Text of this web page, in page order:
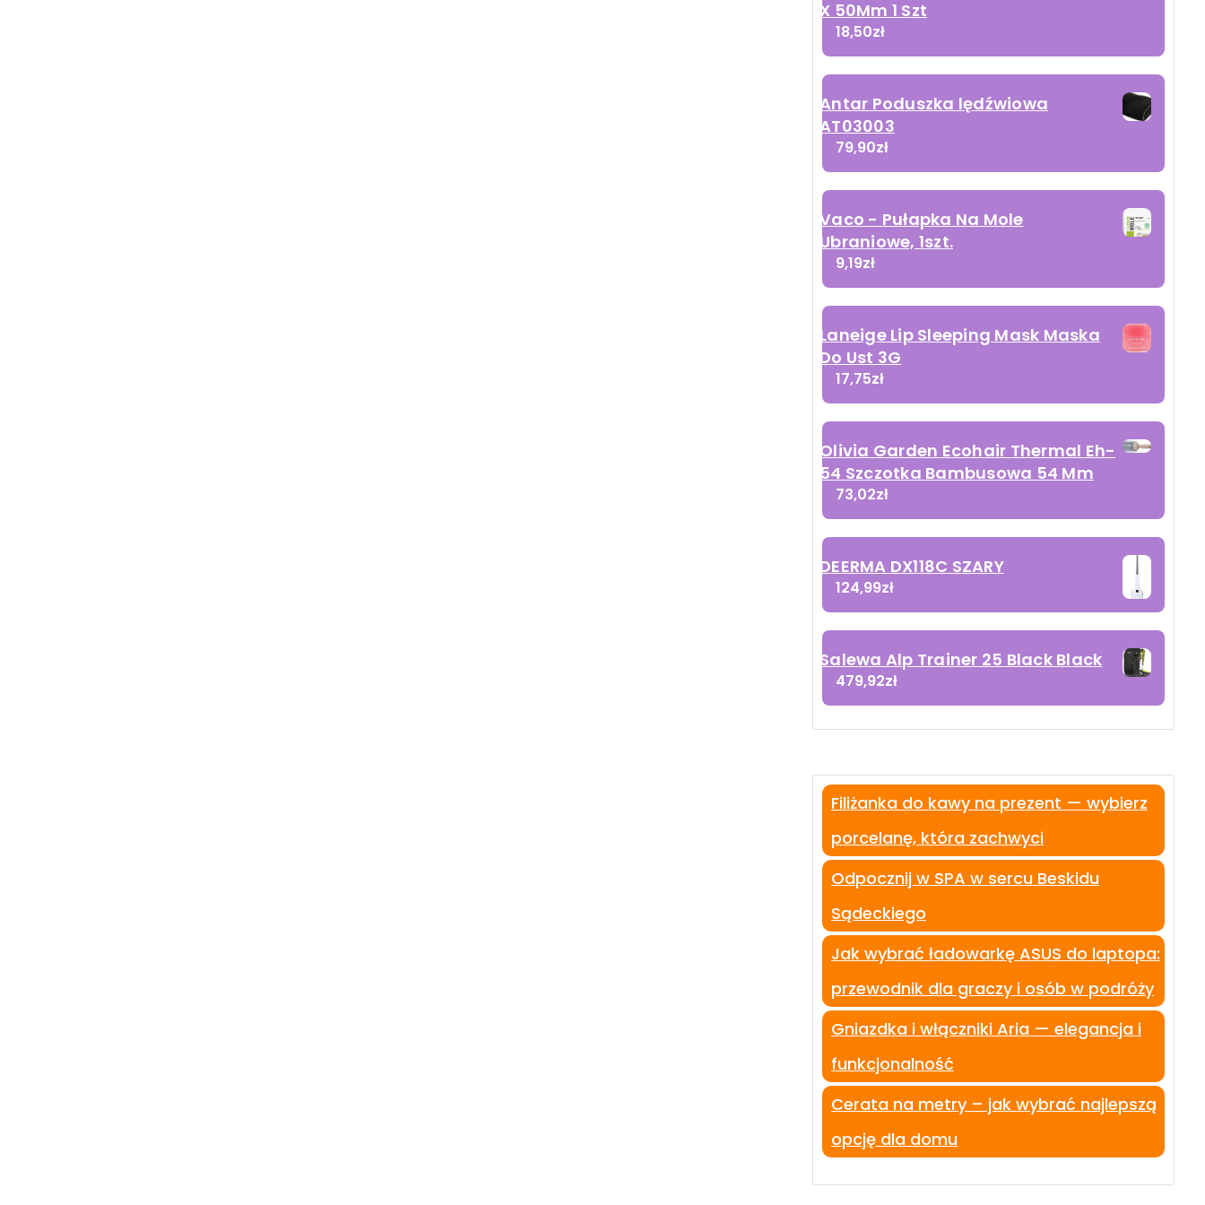
X 50Mm 1 Szt
18,50zł
Antar Poduszka lędźwiowa
AT03003
79,90zł
Vaco - Pułapka Na Mole
Ubraniowe, 1szt.
9,19zł
Laneige Lip Sleeping Mask Maska
Do Ust 3G
17,75zł
Olivia Garden Ecohair Thermal Eh-
54 Szczotka Bambusowa 54 Mm
73,02zł
DEERMA DX118C SZARY
124,99zł
Salewa Alp Trainer 25 Black Black
479,92zł
Filiżanka do kawy na prezent — wybierz
porcelanę, która zachwyci
Odpocznij w SPA w sercu Beskidu
Sądeckiego
Jak wybrać ładowarkę ASUS do laptopa:
przewodnik dla graczy i osób w podróży
Gniazdka i włączniki Aria — elegancja i
funkcjonalność
Cerata na metry – jak wybrać najlepszą
opcję dla domu